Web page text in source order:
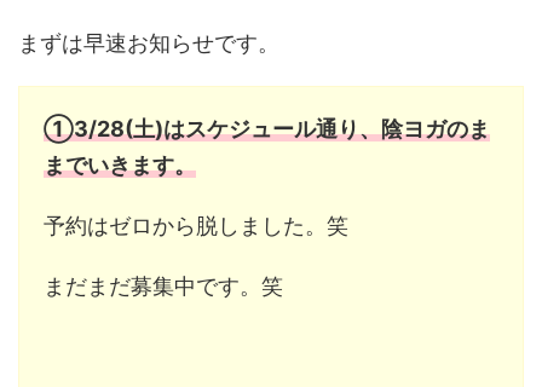
まずは早速お知らせです。
①3/28(土)はスケジュール通り、陰ヨガのま
までいきます。
予約はゼロから脱しました。笑
まだまだ募集中です。笑